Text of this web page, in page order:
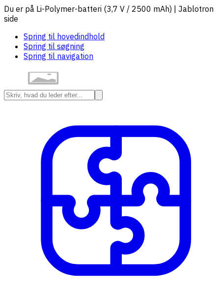
Du er på Li-Polymer-batteri (3,7 V / 2500 mAh) | Jablotron
side
Spring til hovedindhold
Spring til søgning
Spring til navigation